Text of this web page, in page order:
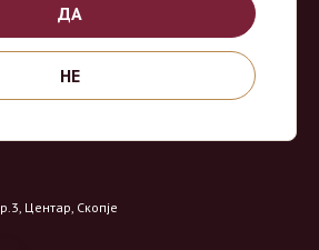
Маркет:
Центар, Скопје
ДА
НЕ